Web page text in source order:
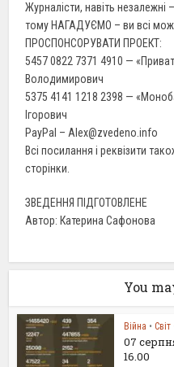
Журналісти, навіть незалежні
тому НАГАДУЄМО – ви всі
ПРОСПОНСОРУВАТИ ПРОЕКТ:
5457 0822 7371 4910 —
Володимирович
5375 4141 1218 2398 —
Ігорович
PayPal – Alex@zvedeno.info
Всі посилання і реквізити
сторінки.
ЗВЕДЕННЯ ПІДГОТОВЛЕНЕ
Автор: Катерина Сафонова
You
Війна • Світ
07
16.00